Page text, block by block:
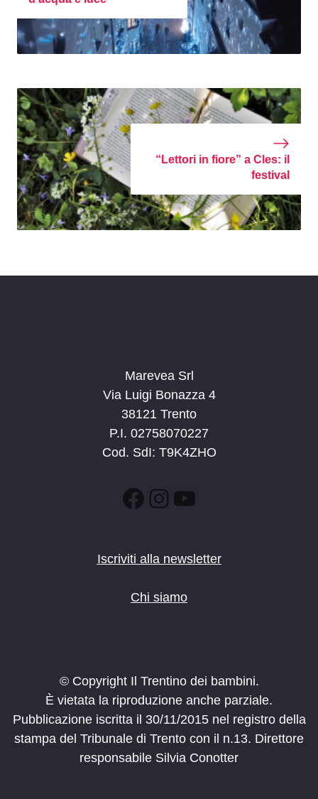
“Lettori in fiore” a Cles: il
festival
Marevea Srl
Via Luigi Bonazza 4
38121 Trento
P.I. 02758070227
Cod. SdI: T9K4ZHO
Facebook
Instagram
YouTube
Iscriviti alla newsletter
Chi siamo
© Copyright Il Trentino dei bambini.
È vietata la riproduzione anche parziale.
Pubblicazione iscritta il 30/11/2015 nel registro della
stampa del Tribunale di Trento con il n.13. Direttore
responsabile Silvia Conotter